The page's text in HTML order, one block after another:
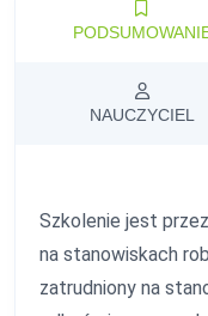
NAUCZYCIEL
Szkolenie jest
na stanowiskach
zatrudniony na